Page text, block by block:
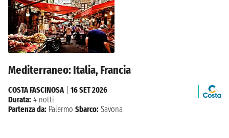
Mediterraneo: Italia, Francia
COSTA FASCINOSA| 16 SET 2026
Durata: 4 notti
Partenza da: Palermo Sbarco: Savona